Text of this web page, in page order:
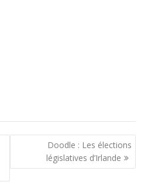
Doodle : Les élections
législatives d’Irlande